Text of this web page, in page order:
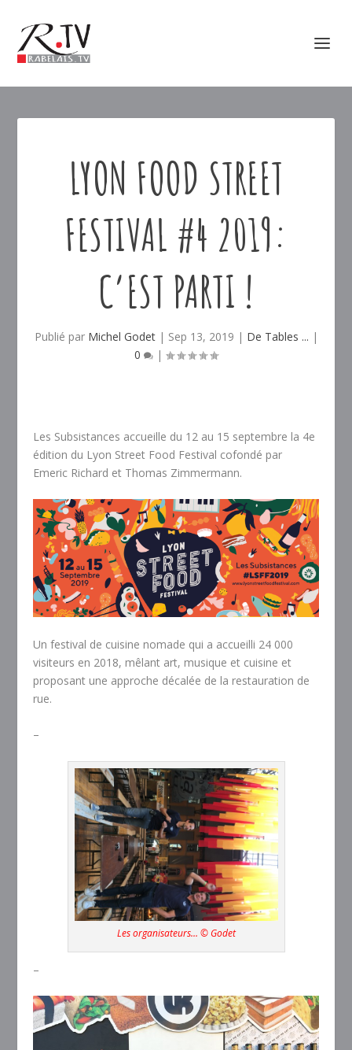
LYON FOOD STREET
FESTIVAL #4 2019:
C’EST PARTI !
Publié par Michel Godet| Sep 13, 2019 | De Tables ... |
0
|
Les Subsistances accueille du 12 au 15 septembre la 4e
édition du Lyon Street Food Festival cofondé par
Emeric Richard et Thomas Zimmermann.
Un festival de cuisine nomade qui a accueilli 24 000
visiteurs en 2018, mêlant art, musique et cuisine et
proposant une approche décalée de la restauration de
rue.
–
Les organisateurs… © Godet
–